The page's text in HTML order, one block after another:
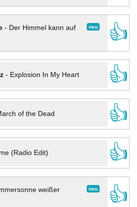
neu
- Der Himmel kann auf
👍
- Explosion In My Heart
👍
of the Dead
👍
(Radio Edit)
👍
neu
weißer
👍